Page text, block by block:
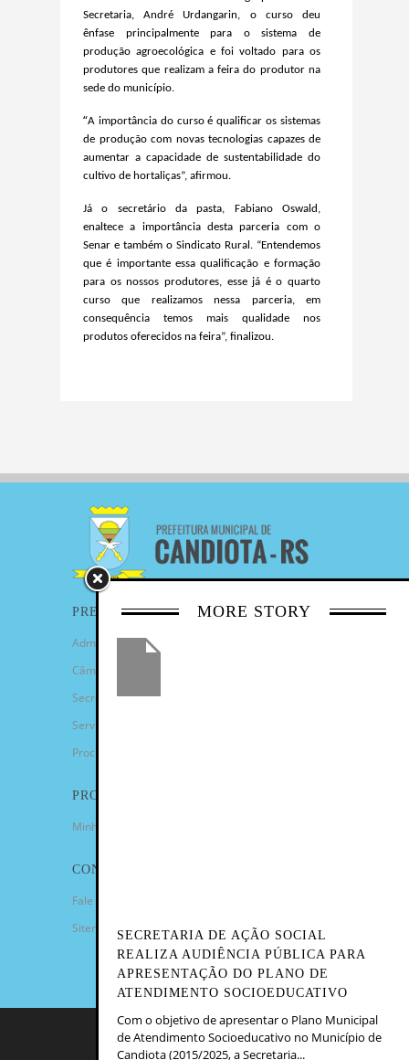
Secretaria, André Urdangarin, o curso deu
ênfase principalmente para o sistema de
produção agroecológica e foi voltado para os
produtores que realizam a feira do produtor na
sede do município.
“A importância do curso é qualificar os sistemas
de produção com novas tecnologias capazes de
aumentar a capacidade de sustentabilidade do
cultivo de hortaliças”, afirmou.
Já o secretário da pasta, Fabiano Oswald,
enaltece a importância desta parceria com o
Senar e também o Sindicato Rural. “Entendemos
que é importante essa qualificação e formação
para os nossos produtores, esse já é o quarto
curso que realizamos nessa parceria, em
consequência temos mais qualidade nos
produtos oferecidos na feira”, finalizou.
MORE STORY
SECRETARIA DE AÇÃO SOCIAL
REALIZA AUDIÊNCIA PÚBLICA PARA
APRESENTAÇÃO DO PLANO DE
ATENDIMENTO SOCIOEDUCATIVO
Com o objetivo de apresentar o Plano Municipal
de Atendimento Socioeducativo no Município de
Candiota (2015/2025, a Secretaria...
PREFEITURA
Administração Municipal
Câmara de Vereadores
Secretarias
Serviços
Procuradoria Geral
PROGRAMAS
Minha Casa Minha Vida
CONTATO
Fale Conosco
Sitemap
COPYRIGHT 2023 - PREFEITURA
MUNICIPAL DE CANDIOTA/RS